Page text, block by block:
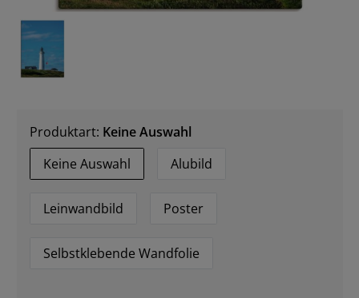
Produktart: Keine Auswahl
Keine Auswahl
Alubild
Leinwandbild Poster
Selbstklebende Wandfolie